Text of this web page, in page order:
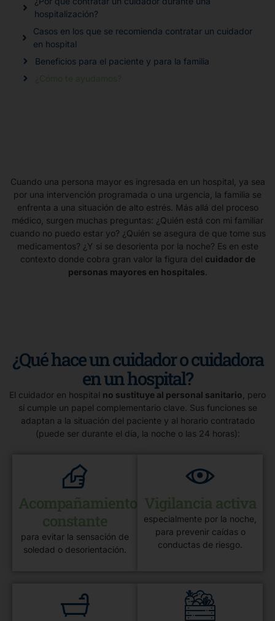
hospitalización?
Casos en los que se recomienda contratar un cuidador
en hospital
Beneficios para el paciente y para la familia
Cuando una persona mayor es ingresada en un hospital, ya sea
por una intervención programada o una urgencia, la familia se
enfrenta a una situación de alto estrés. Más allá del proceso
médico, surgen muchas preguntas: ¿Quién está con mi familiar
cuando no puedo estar yo? ¿Quién se asegura de que tome sus
medicamentos? ¿Y si se desorienta por la noche? Es en este
contexto donde cobra gran valor la figura del cuidador de
personas mayores en hospitales
¿Qué hace un cuidador o cuidadora
en un hospital?
El cuidador en hospital no sustituye al personal sanitario , pero
sí cumple un papel complementario clave. Sus funciones se
adaptan a la situación del paciente y al horario contratado
(puede ser durante el día, la noche o las 24 horas):
Acompañamiento
constante
para evitar la sensación de
soledad o desorientación.
Vigilancia activa
especialmente por la noche,
para prevenir caídas o
conductas de riesgo.